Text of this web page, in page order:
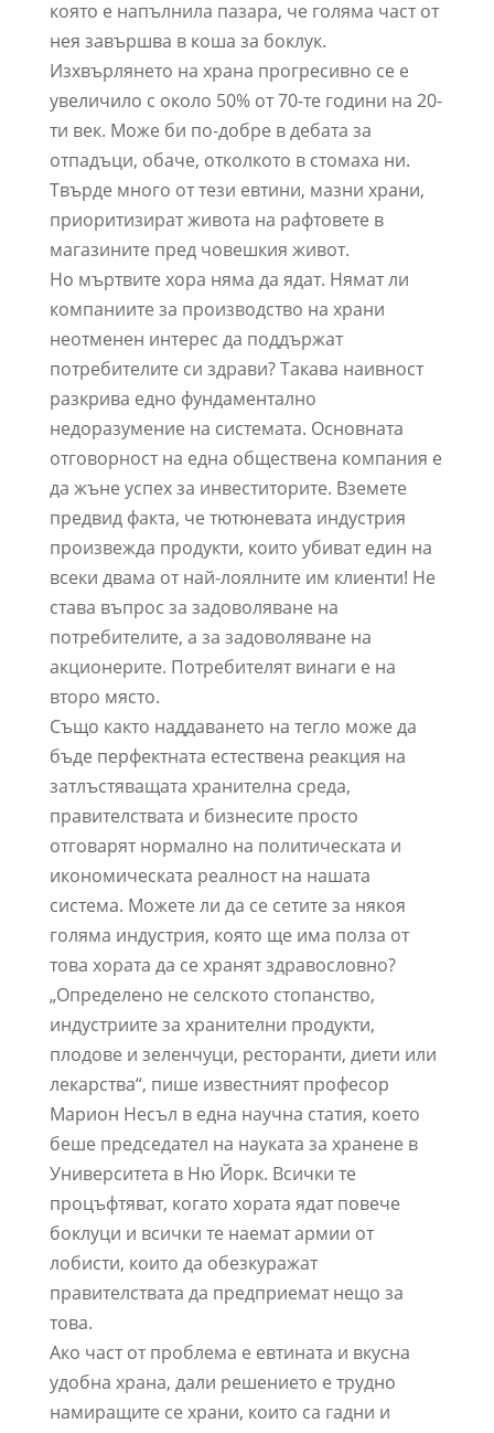
която е напълнила пазара, че голяма част от
нея завършва в коша за боклук.
Изхвърлянето на храна прогресивно се е
увеличило с около 50% от 70-те години на 20-
ти век. Може би по-добре в дебата за
отпадъци, обаче, отколкото в стомаха ни.
Твърде много от тези евтини, мазни храни,
приоритизират живота на рафтовете в
магазините пред човешкия живот.
Но мъртвите хора няма да ядат. Нямат ли
компаниите за производство на храни
неотменен интерес да поддържат
потребителите си здрави? Такава наивност
разкрива едно фундаментално
недоразумение на системата. Основната
отговорност на една обществена компания е
да жъне успех за инвеститорите. Вземете
предвид факта, че тютюневата индустрия
произвежда продукти, които убиват един на
всеки двама от най-лоялните им клиенти! Не
става въпрос за задоволяване на
потребителите, а за задоволяване на
акционерите. Потребителят винаги е на
второ място.
Също както наддаването на тегло може да
бъде перфектната естествена реакция на
затлъстяващата хранителна среда,
правителствата и бизнесите просто
отговарят нормално на политическата и
икономическата реалност на нашата
система. Можете ли да се сетите за някоя
голяма индустрия, която ще има полза от
това хората да се хранят здравословно?
„Определено не селското стопанство,
индустриите за хранителни продукти,
плодове и зеленчуци, ресторанти, диети или
лекарства“, пише известният професор
Марион Несъл в една научна статия, което
беше председател на науката за хранене в
Университета в Ню Йорк. Всички те
процъфтяват, когато хората ядат повече
боклуци и всички те наемат армии от
лобисти, които да обезкуражат
правителствата да предприемат нещо за
това.
Ако част от проблема е евтината и вкусна
удобна храна, дали решението е трудно
намиращите се храни, които са гадни и